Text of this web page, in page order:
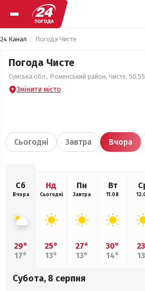
24 Канал Погода Чисте
Погода Чисте
Сумська обл., Роменський район, Чисте,
Змінити місто
Сьогодні Завтра Вчора
Сб
Вчора
29°
17°
Нд
Сьогодні
25°
13°
Пн
Завтра
27°
13°
Вт
11.08
30°
14°
Субота, 8 серпня